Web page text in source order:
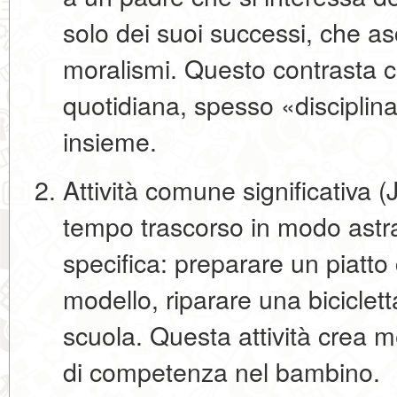
solo dei suoi successi, che
moralismi. Questo contrasta
quotidiana, spesso
insieme.
Attività comune significativa
tempo trascorso in modo
specifica: preparare un
modello, riparare una
scuola. Questa attività crea
di competenza nel bambino.